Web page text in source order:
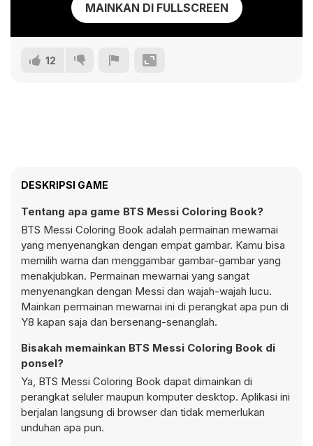
MAINKAN DI FULLSCREEN
12
DESKRIPSI GAME
Tentang apa game BTS Messi Coloring Book?
BTS Messi Coloring Book adalah permainan mewarnai
yang menyenangkan dengan empat gambar. Kamu bisa
memilih warna dan menggambar gambar-gambar yang
menakjubkan. Permainan mewarnai yang sangat
menyenangkan dengan Messi dan wajah-wajah lucu.
Mainkan permainan mewarnai ini di perangkat apa pun di
Y8 kapan saja dan bersenang-senanglah.
Bisakah memainkan BTS Messi Coloring Book di
ponsel?
Ya, BTS Messi Coloring Book dapat dimainkan di
perangkat seluler maupun komputer desktop. Aplikasi ini
berjalan langsung di browser dan tidak memerlukan
unduhan apa pun.